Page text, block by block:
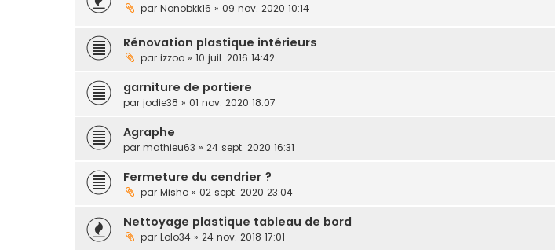
par Nonobkk16 » 09 nov. 2020 10:14
Rénovation plastique intérieurs
par izzoo » 10 juil. 2016 14:42
garniture de portiere
par jodie38 » 01 nov. 2020 18:07
Agraphe
par mathieu63 » 24 sept. 2020 16:31
Fermeture du cendrier ?
par Misho » 02 sept. 2020 23:04
Nettoyage plastique tableau de bord
par Lolo34 » 24 nov. 2018 17:01